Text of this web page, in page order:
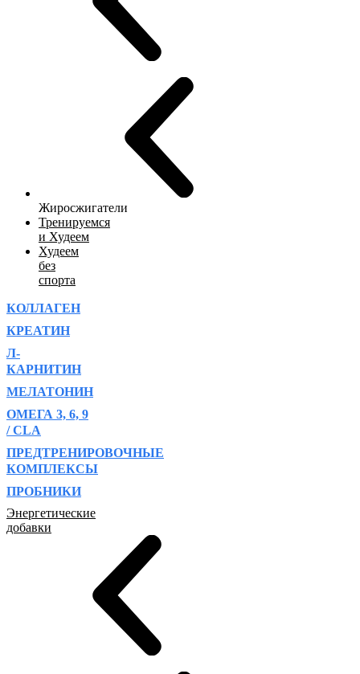
Жиросжигатели
Тренируемся
и Худеем
Худеем
без
спорта
КОЛЛАГЕН
КРЕАТИН
Л-
КАРНИТИН
МЕЛАТОНИН
ОМЕГА 3, 6, 9
/ CLA
ПРЕДТРЕНИРОВОЧНЫЕ
КОМПЛЕКСЫ
ПРОБНИКИ
Энергетические
добавки